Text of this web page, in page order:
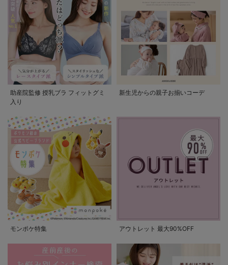
助産院監修 授乳ブラ フィットグミ
入り
新生児からの親子お揃いコーデ
モンポケ特集 アウトレット 最大90%OFF